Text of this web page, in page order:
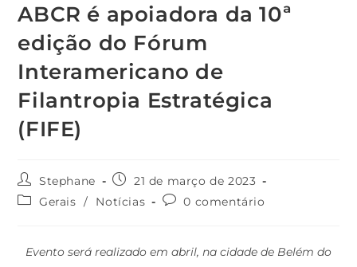
ABCR é apoiadora da 10ª
edição do Fórum
Interamericano de
Filantropia Estratégica
(FIFE)
Stephane
21 de março de 2023
Gerais / Notícias 0 comentário
Evento será realizado em abril, na cidade de Belém do